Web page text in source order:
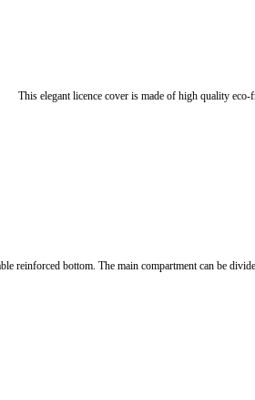
This elegant licence cover is made of high quality
reinforced bottom. The main compartment can be